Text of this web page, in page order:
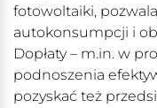
fotowoltaiki,
autokonsumpcji i
Dopłaty – m.in. w
podnoszenia
pozyskać też